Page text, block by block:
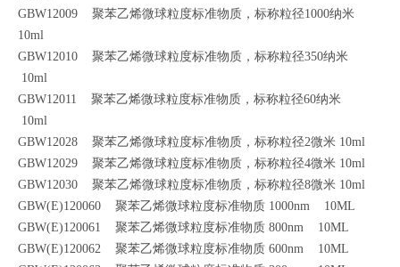
GBW12009 聚苯乙烯微球粒度标准物质，标称粒径1000纳米
10ml
GBW12010 聚苯乙烯微球粒度标准物质，标称粒径350纳米
10ml
GBW12011 聚苯乙烯微球粒度标准物质，标称粒径60纳米
10ml
GBW12028 聚苯乙烯微球粒度标准物质，标称粒径2微米 10ml
GBW12029 聚苯乙烯微球粒度标准物质，标称粒径4微米 10ml
GBW12030 聚苯乙烯微球粒度标准物质，标称粒径8微米 10ml
GBW(E)120060 聚苯乙烯微球粒度标准物质 1000nm 10ML
GBW(E)120061 聚苯乙烯微球粒度标准物质 800nm 10ML
GBW(E)120062 聚苯乙烯微球粒度标准物质 600nm 10ML